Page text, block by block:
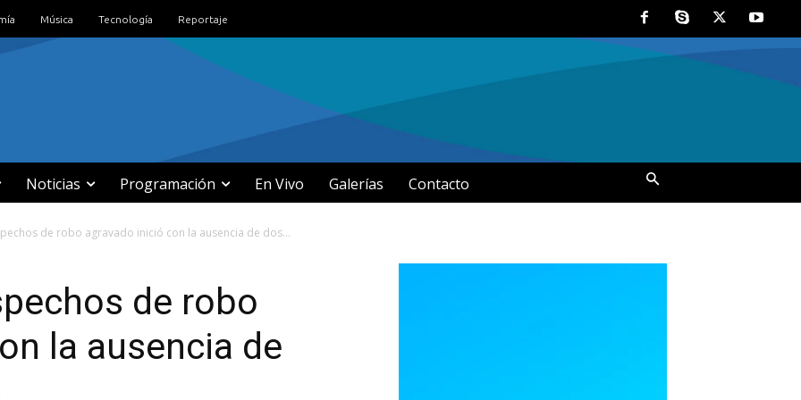
Música Tecnología Reportaje
Noticias Programación En Vivo Galerías Contacto
de robo agravado inició con la ausencia de dos...
de robo
la ausencia de